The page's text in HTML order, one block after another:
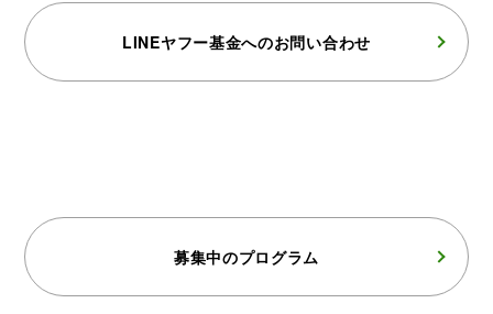
LINEヤフー基金へのお問い合わせ
募集中のプログラム